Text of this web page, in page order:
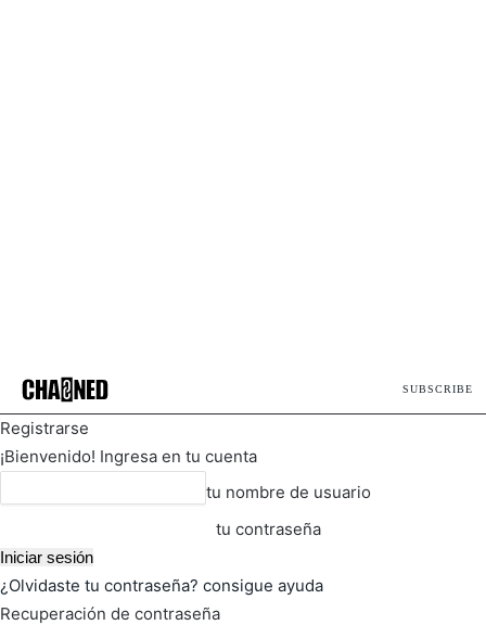
SUBSCRIBE
Registrarse
¡Bienvenido! Ingresa en tu cuenta
tu nombre de usuario
tu contraseña
¿Olvidaste tu contraseña? consigue ayuda
Recuperación de contraseña